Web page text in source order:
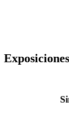
Exposiciones